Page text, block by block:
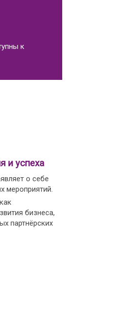
к
и успеха
о себе
мероприятий.
бизнеса,
партнёрских